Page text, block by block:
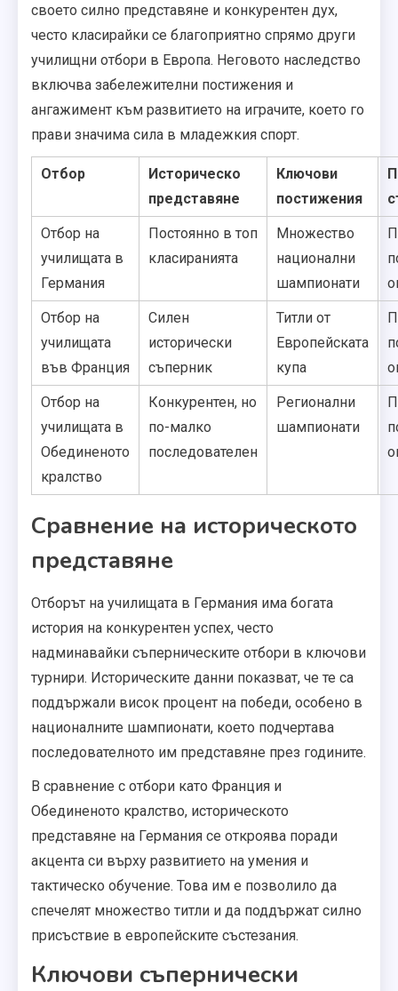
своето силно представяне и конкурентен дух,
често класирайки се благоприятно спрямо други
училищни отбори в Европа. Неговото наследство
включва забележителни постижения и
ангажимент към развитието на играчите, което го
прави значима сила в младежкия спорт.
Отбор
Историческо
представяне
Ключови
постижения
Отбор на
училищата в
Германия
Постоянно в топ
класиранията
Множество
национални
шампионати
Отбор на
училищата
във Франция
Силен
исторически
съперник
Титли от
Европейската
купа
Отбор на
училищата в
Обединеното
кралство
Конкурентен, но
по-малко
последователен
Регионални
шампионати
Сравнение на историческото
представяне
Отборът на училищата в Германия има богата
история на конкурентен успех, често
надминавайки съперническите отбори в ключови
турнири. Историческите данни показват, че те са
поддържали висок процент на победи, особено в
националните шампионати, което подчертава
последователното им представяне през годините.
В сравнение с отбори като Франция и
Обединеното кралство, историческото
представяне на Германия се откроява поради
акцента си върху развитието на умения и
тактическо обучение. Това им е позволило да
спечелят множество титли и да поддържат силно
присъствие в европейските състезания.
Ключови съпернически